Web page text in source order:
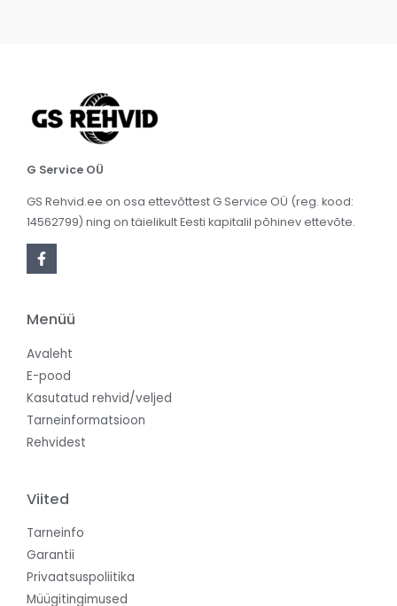
G Service OÜ
GS Rehvid.ee on osa ettevõttest G Service OÜ (reg. kood:
14562799) ning on täielikult Eesti kapitalil põhinev ettevõte.
Menüü
Avaleht
E-pood
Kasutatud rehvid/veljed
Tarneinformatsioon
Rehvidest
Viited
Tarneinfo
Garantii
Privaatsuspoliitika
Müügitingimused